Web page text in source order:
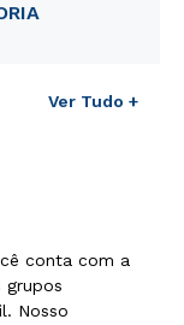
Ver Tudo +
conta com a
grupos
Nosso